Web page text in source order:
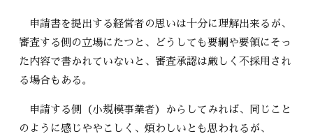
申請書を提出する経営者の思いは十分に理解出来るが、
審査する側の立場にたつと、どうしても要綱や要領にそっ
た内容で書かれていないと、審査承認は厳しく不採用され
る場合もある。
申請する側（小規模事業者）からしてみれば、同じこと
のように感じややこしく、煩わしいとも思われるが、